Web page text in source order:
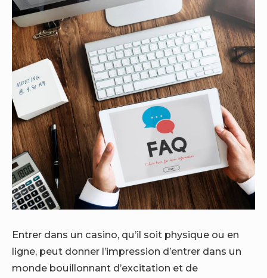
Entrer dans un casino, qu’il soit physique ou en
ligne, peut donner l’impression d’entrer dans un
monde bouillonnant d’excitation et de